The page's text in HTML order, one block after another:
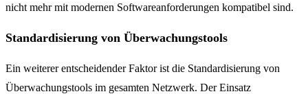
nicht mehr mit modernen Softwareanforderungen kompatibel sind.
Standardisierung von Überwachungstools
Ein weiterer entscheidender Faktor ist die Standardisierung von
Überwachungstools im gesamten Netzwerk. Der Einsatz